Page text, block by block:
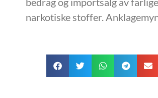
narkotiske stoffer.